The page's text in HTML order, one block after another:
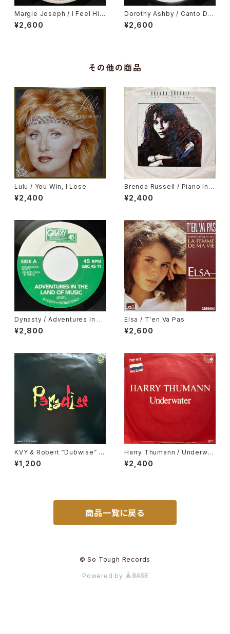
Margie Joseph / I Feel His
Love Getting Stronger
¥2,600
Dorothy Ashby / Canto De
Ossanha, Cause I Need It
¥2,600
その他の商品
Lulu / You Win, I Lose
¥2,400
Brenda Russell / Piano In T
he Dark
¥2,400
Dynasty / Adventures In T
he Land Of Music, Cesar M
ariano & Cia / Metropole
¥2,800
Elsa / T'en Va Pas
¥2,600
KVY & Robert “Dubwise” Br
owne / Paradise / Dub Par
adise
¥1,200
Harry Thumann / Underwat
er
¥2,400
商品一覧に戻る
© So Tough Records
Powered by